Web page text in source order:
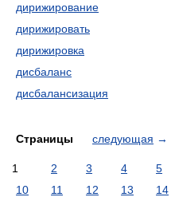
дирижирование
дирижировать
дирижировка
дисбаланс
дисбалансизация
Страницы следующая →
1 2 3 4 5
10
11 12 13 14